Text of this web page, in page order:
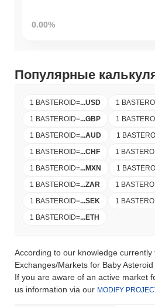
0.00%
Популярные
1 BASTEROID=...USD 1
1 BASTEROID=...GBP 1
1 BASTEROID=...AUD 1
1 BASTEROID=...CHF 1
1 BASTEROID=...MXN 1
1 BASTEROID=...ZAR 1
1 BASTEROID=...SEK 1
1 BASTEROID=...ETH
According to our knowledge
Exchanges/Markets for Baby
If you are aware of an active market
us information via our MODIFY